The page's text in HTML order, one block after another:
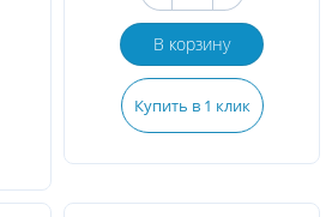
В корзину
Купить в 1 клик